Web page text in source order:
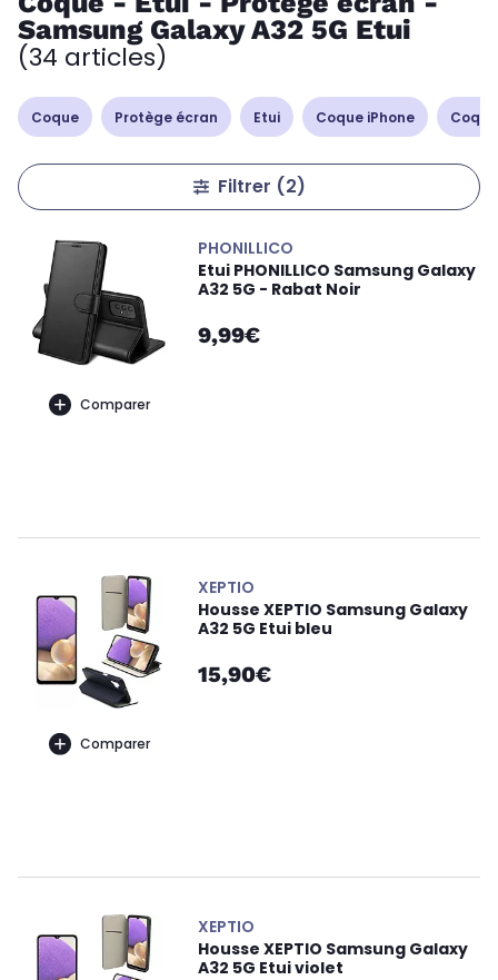
Samsung Galaxy A32 5G Etui
(34 articles)
Coque Protège écran Etui Coque iPhone
Filtrer (2)
Comparer
PHONILLICO
Etui PHONILLICO Samsung Galaxy
A32 5G - Rabat Noir
9,99€
Comparer
XEPTIO
Housse XEPTIO Samsung Galaxy
A32 5G Etui bleu
15,90€
XEPTIO
Housse XEPTIO Samsung Galaxy
A32 5G Etui violet